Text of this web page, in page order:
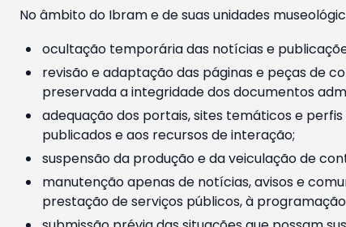
No âmbito do Ibram e de suas unidades
ocultação temporária das notícias e
revisão e adaptação das páginas e peças de
preservada a integridade dos documentos
adequação dos portais, sites temáticos e
publicados e aos recursos de interação;
suspensão da produção e da veiculação de
manutenção apenas de notícias, avisos e
prestação de serviços públicos, à